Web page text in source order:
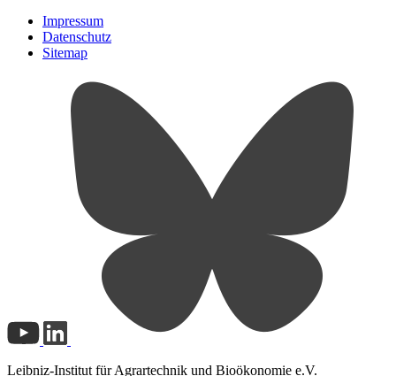
Impressum
Datenschutz
Sitemap
Leibniz-Institut für Agrartechnik und Bioökonomie e.V.